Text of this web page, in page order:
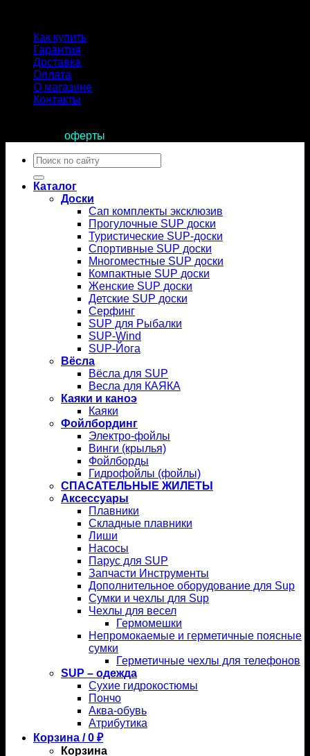
Как купить
Гарантия
Доставка
Оплата
О магазине
Контакты
оферты
Искать:
Каталог
Доски
Сап комплекты эксклюзив
Прогулочные SUP доски
Туристические SUP-доски
Спортивные SUP доски
Многоместные SUP доски
Компактные SUP доски
Женские SUP доски
Детские SUP доски
Серфинг
SUP для Рыбалки
SUP-Wind
SUP-Йога
Вёсла
Вёсла для SUP
Весла для КАЯКА
Каяки и каноэ
Каяки
Фойлбординг
Электро-фойлы
Винги (крылья)
Фойлборды
Гидрофойлы (фойлы)
СПАСАТЕЛЬНЫЕ ЖИЛЕТЫ
Аксессуары
Плавники
Складные плавники
Лиши
Насосы
Парус для SUP
Запчасти Инструменты
Дополнительное оборудование для Sup
Сумки и чехлы для Sup
Чехлы для весел
Гермомешки
Непромокаемые и герметичные поясные
сумки
Герметичные чехлы для телефонов
SUP – одежда
Сухие гидрокостюмы
Пончо
Аква-обувь
Атрибутика
Корзина /0 ₽
Корзина